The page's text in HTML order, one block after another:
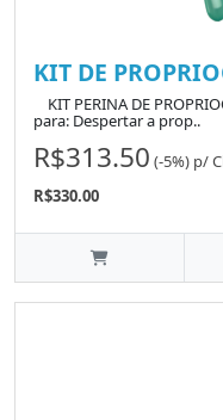
KIT DE
KIT PERINA DE
para: Despertar a prop..
R$313.50 (-5%) p/
R$330.00